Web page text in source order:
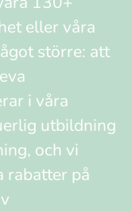
eller våra
större: att
i våra
utbildning
och vi
rabatter på